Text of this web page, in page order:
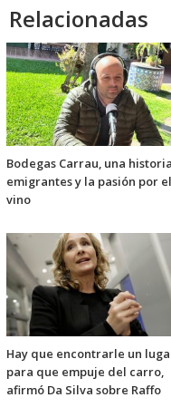
Relacionadas
Bodegas Carrau, una
emigrantes y la pasión por el
vino
Hay que encontrarle un
para que empuje del carro,
afirmó Da Silva sobre Raffo